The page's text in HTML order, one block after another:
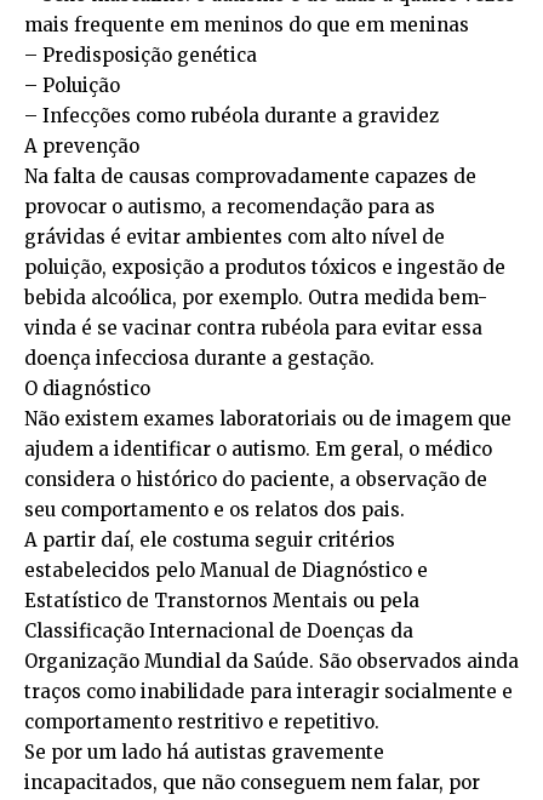
mais frequente em meninos do que em meninas
– Predisposição genética
– Poluição
– Infecções como rubéola durante a gravidez
A prevenção
Na falta de causas comprovadamente capazes de
provocar o autismo, a recomendação para as
grávidas é evitar ambientes com alto nível de
poluição, exposição a produtos tóxicos e ingestão de
bebida alcoólica, por exemplo. Outra medida bem-
vinda é se vacinar contra rubéola para evitar essa
doença infecciosa durante a gestação.
O diagnóstico
Não existem exames laboratoriais ou de imagem que
ajudem a identificar o autismo. Em geral, o médico
considera o histórico do paciente, a observação de
seu comportamento e os relatos dos pais.
A partir daí, ele costuma seguir critérios
estabelecidos pelo Manual de Diagnóstico e
Estatístico de Transtornos Mentais ou pela
Classificação Internacional de Doenças da
Organização Mundial da Saúde. São observados ainda
traços como inabilidade para interagir socialmente e
comportamento restritivo e repetitivo.
Se por um lado há autistas gravemente
incapacitados, que não conseguem nem falar, por